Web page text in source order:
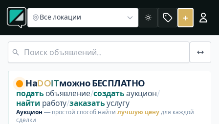
Телемаркетолог
Раздел «Продажи и маркетинг: Телемаркетолог» в
Все локации Светлая +
НаDOITможно БЕСПЛАТНО
подать объявление/создать аукцион/
найти работу/заказать услугу
Аукцион — простой способ найти лучшую цену для каждой
сделки